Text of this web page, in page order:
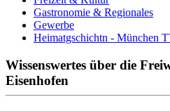
Gastronomie & Regionales
Gewerbe
Heimatgschichtn - München
Wissenswertes über die
Eisenhofen